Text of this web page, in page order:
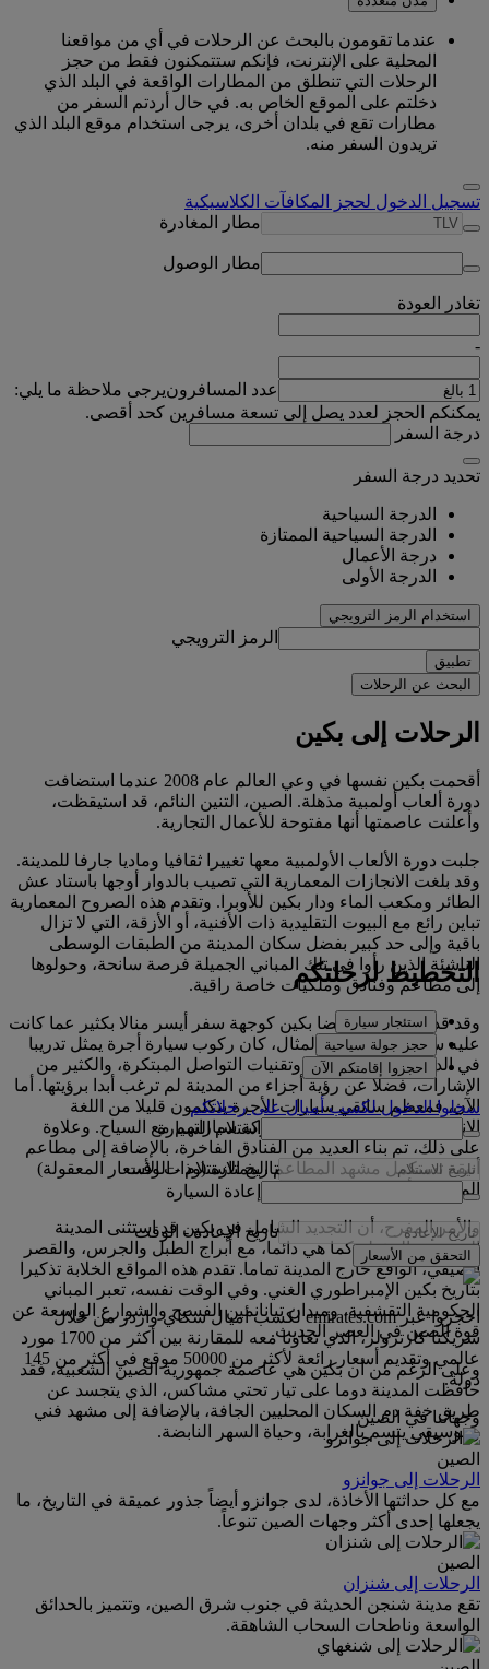
عندما تقومون بالبحث عن الرحلات في أي من مواقعنا
المحلية على الإنترنت، فإنكم ستتمكنون فقط من حجز
الرحلات التي تنطلق من المطارات الواقعة في البلد الذي
دخلتم على الموقع الخاص به. في حال أردتم السفر من
مطارات تقع في بلدان أخرى، يرجى استخدام موقع البلد الذي
تريدون السفر منه.
تسجيل الدخول لحجز المكافآت الكلاسيكية
مطار المغادرة
مطار الوصول
تغادر العودة
-
عدد المسافرونيرجى ملاحظة ما يلي:
يمكنكم الحجز لعدد يصل إلى تسعة مسافرين كحد أقصى.
درجة السفر
تحديد درجة السفر
الدرجة السياحية
الدرجة السياحية الممتازة
درجة الأعمال
الدرجة الأولى
استخدام الرمز الترويجي
الرمز الترويجي
تطبيق
البحث عن الرحلات
الرحلات إلى بكين
أقحمت بكين نفسها في وعي العالم عام 2008 عندما استضافت
دورة ألعاب أولمبية مذهلة. الصين، التنين النائم، قد استيقظت،
وأعلنت عاصمتها أنها مفتوحة للأعمال التجارية.
جلبت دورة الألعاب الأولمبية معها تغييرا ثقافيا وماديا جارفا للمدينة.
وقد بلغت الانجازات المعمارية التي تصيب بالدوار أوجها باستاد عش
الطائر ومكعب الماء ودار بكين للأوبرا. وتقدم هذه الصروح المعمارية
تباين رائع مع البيوت التقليدية ذات الأفنية، أو الأزقة، التي لا تزال
باقية وإلى حد كبير بفضل سكان المدينة من الطبقات الوسطى
الناشئة الذين رأوا في تلك المباني الجميلة فرصة سانحة، وحولوها
إلى مطاعم وفنادق وملكيات خاصة راقية.
وقد قدمت الألعاب أيضا بكين كوجهة سفر أيسر منالا بكثير عما كانت
عليه سابقا. على سبيل المثال، كان ركوب سيارة أجرة يمثل تدريبا
في الدبلوماسية المحنكة، وتقنيات التواصل المبتكرة، والكثير من
الإشارات، فضلا عن رؤية أجزاء من المدينة لم ترغب أبدا برؤيتها. أما
الآن، فمعظم سائقي سيارات الأجرة يتكلمون قليلا من اللغة
الإنجليزية، ومعتادون على مشاركة سياراتهم مع السياح. وعلاوة
على ذلك، تم بناء العديد من الفنادق الفاخرة، بالإضافة إلى مطاعم
أنيقة تستكمل مشهد المطاعم الممتازة (وذات الأسعار المعقولة)
الموجودة أصلا في المدينة.
والأمر المفرح، أن التجديد الشامل في بكين قد استثنى المدينة
المحرمة، المذهلة كما هي دائما، مع أبراج الطبل والجرس، والقصر
الصيفي، الواقع خارج المدينة تماما. تقدم هذه المواقع الخلابة تذكيرا
بتاريخ بكين الإمبراطوري الغني. وفي الوقت نفسه، تعبر المباني
الحكومية التقشفية، وميدان تيانانمين الفسيح والشوارع الواسعة عن
قوة الصين في العصر الحديث.
وعلى الرغم من أن بكين هي عاصمة جمهورية الصين الشعبية، فقد
حافظت المدينة دوما على تيار تحتي مشاكس، الذي يتجسد عن
طريق خفة دم السكان المحليين الجافة، بالإضافة إلى مشهد فني
وموسيقي يتسم بالغرابة، وحياة السهر النابضة.
التخطيط لرحلتكم
استئجار سيارة
حجز جولة سياحية
احجزوا إقامتكم الآن
سجلوا الدخول لكسب أميالٍ على رحلاتكم
استلام السيارة
تاريخ الاستلام - الوقت
إعادة السيارة
تاريخ الإعادة - الوقت
التحقق من الأسعار
احجزوا عبر emirates.com لكسب أميال سكاي واردز من خلال
شريكنا كارترولر، الذي تعاونا معه للمقارنة بين أكثر من 1700 مورد
عالمي وتقديم أسعار رائعة لأكثر من 50000 موقع في أكثر من 145
دولة.
وجهاتنا في الصين
الصين
الرحلات إلى جوانزو
مع كل حداثتها الأخاذة، لدى جوانزو أيضاً جذور عميقة في التاريخ، ما
يجعلها إحدى أكثر وجهات الصين تنوعاً.
الصين
الرحلات إلى شنزان
تقع مدينة شنجن الحديثة في جنوب شرق الصين، وتتميز بالحدائق
الواسعة وناطحات السحاب الشاهقة.